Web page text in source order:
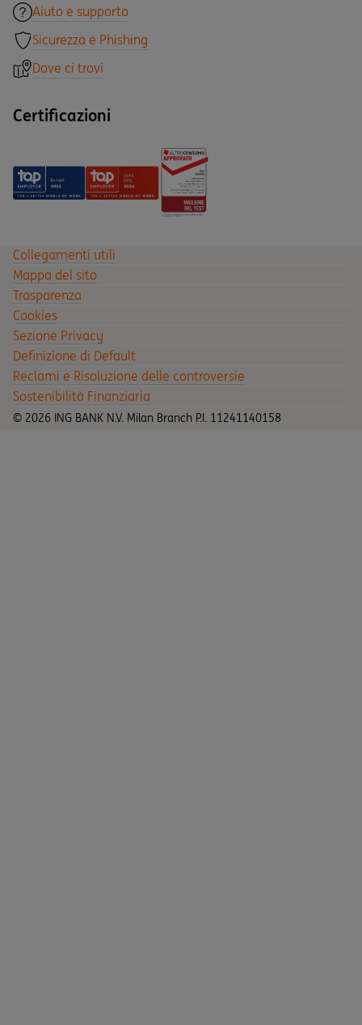
Aiuto e supporto
Sicurezza e Phishing
Dove ci trovi
Certificazioni
Collegamenti utili
Mappa del sito
Trasparenza
Cookies
Sezione Privacy
Definizione di Default
Reclami e Risoluzione delle controversie
Sostenibilità Finanziaria
© 2026 ING BANK N.V. Milan Branch P.I. 11241140158